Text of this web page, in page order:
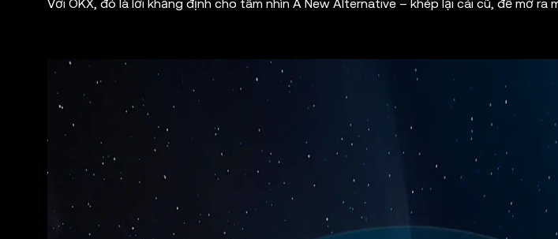
Với OKX, đó là lời khẳng định cho tầm nhìn A New Alternative – khép lại cái cũ, để mở